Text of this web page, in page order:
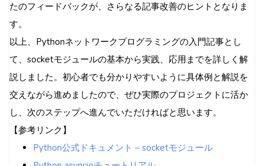
たのフィードバックが、さらなる記事改善のヒントとなりま
す。
以上、Pythonネットワークプログラミングの入門記事とし
て、socketモジュールの基本から実践、応用までを詳しく解
説しました。初心者でも分かりやすいように具体例と解説を
交えながら進めましたので、ぜひ実際のプロジェクトに活か
し、次のステップへ進んでいただければと思います。
【参考リンク】
Python公式ドキュメント – socketモジュール